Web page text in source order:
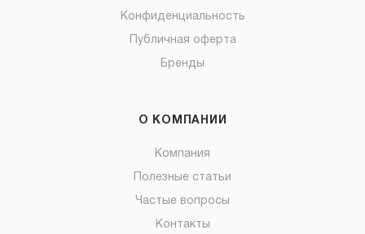
Конфиденциальность
Публичная оферта
Бренды
О КОМПАНИИ
Компания
Полезные статьи
Частые вопросы
Контакты